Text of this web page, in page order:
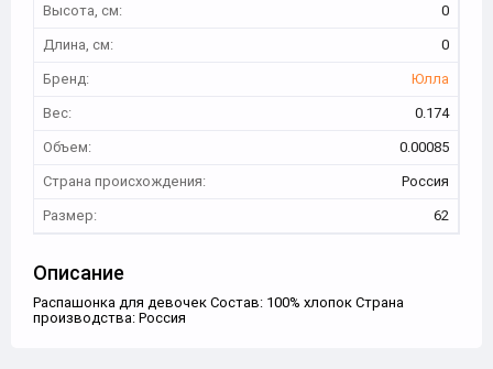
Высота, см:
0
Длина, см:
0
Бренд:
Юлла
Вес:
0.174
Объем:
0.00085
Страна происхождения:
Россия
Размер:
62
Описание
Распашонка для девочек Состав: 100% хлопок Страна
производства: Россия